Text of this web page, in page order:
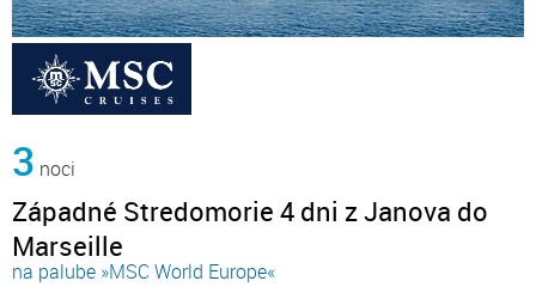
3 noci
Západné Stredomorie 4 dni z Janova do
Marseille
na palube »MSC World Europe«